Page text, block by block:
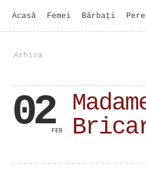
Acasă Femei Bărbaţi
Arhiva
02FEB